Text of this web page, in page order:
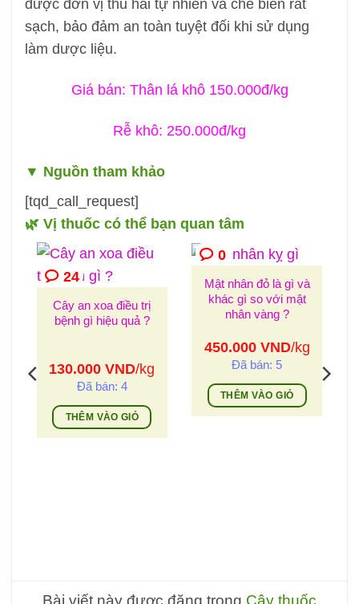
được đơn vị thu hái tự nhiên và chế biến rất
sạch, bảo đảm an toàn tuyệt đối khi sử dụng
làm dược liệu.
Giá bán: Thân lá khô 150.000đ/kg
Rễ khô: 250.000đ/kg
▼ Nguồn tham khảo
[tqd_call_request]
🌿 Vị thuốc có thể bạn quan tâm
24
Cây an xoa điều trị
bệnh gì hiệu quả ?
130.000VND/kg
Đã bán: 4
THÊM VÀO GIỎ
0
Mật nhân đỏ là gì và
khác gì so với mật
nhân vàng ?
450.000 VND/kg
Đã bán: 5
THÊM VÀO GIỎ